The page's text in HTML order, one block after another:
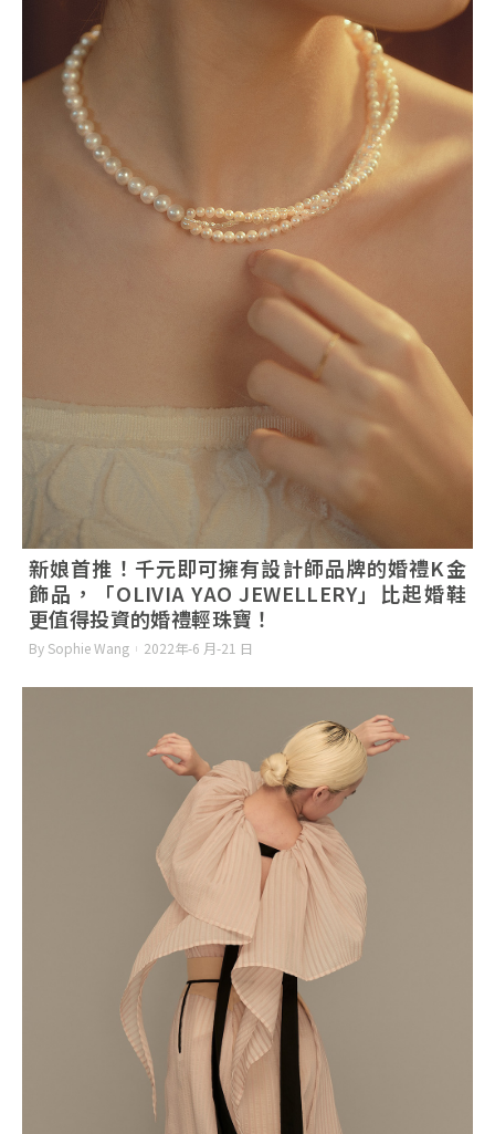
新娘首推！千元即可擁有設計師品牌的婚禮K金
飾品，「OLIVIA YAO JEWELLERY」比起婚鞋
更值得投資的婚禮輕珠寶！
By Sophie Wang 2022年-6 月-21 日